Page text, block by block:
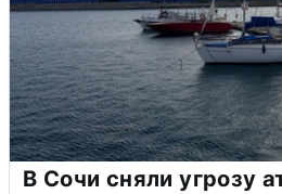
В Сочи сняли угрозу